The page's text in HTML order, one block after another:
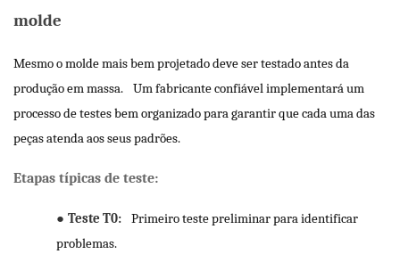
molde
Mesmo o molde mais bem projetado deve ser testado antes da
produção em massa.
Um fabricante confiável implementará um
processo de testes bem organizado para garantir que cada uma das
peças atenda aos seus padrões.
Etapas típicas de teste:
● Teste T0:
Primeiro teste preliminar para identificar
problemas.